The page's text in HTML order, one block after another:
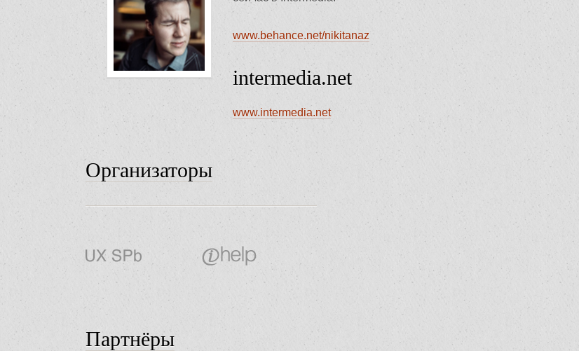
www.behance.net/nikitanaz
intermedia.net
www.intermedia.net
Организаторы
Партнёры